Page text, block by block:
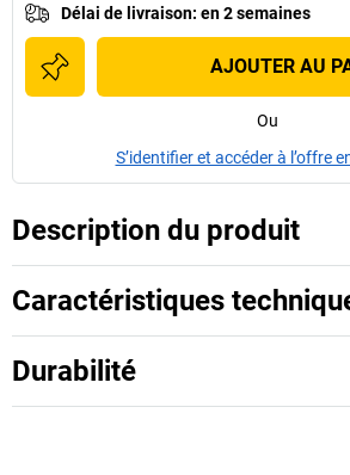
Délai de livraison: en 2 semaines
AJOUTER AU
Ou
S’identifier et accéder à l’offre
Description du produit
Caractéristiques
Durabilité